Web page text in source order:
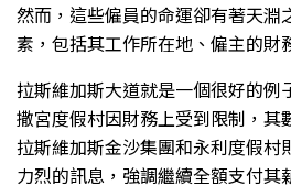
然而，這些僱員的命運卻有著天淵
素，包括其工作所在地、僱主的財
拉斯維加斯大道就是一個很好的例
撒宮度假村因財務上受到限制，其
拉斯維加斯金沙集團和永利度假村
力烈的訊息，強調繼續全額支付其